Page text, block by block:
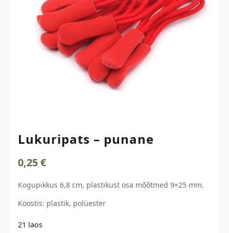
Lukuripats – punane
0,25€
Kogupikkus 6,8 cm, plastikust osa mõõtmed 9×25 mm.
Koostis: plastik, polüester
21 laos